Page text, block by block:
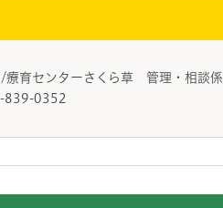
療育センターさくら草 管理・相談係
839-0352